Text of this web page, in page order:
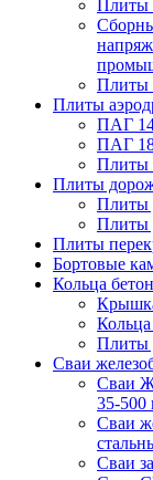
Плиты
Плиты
Плиты
ПАГ
ПАГ
Плиты
Плиты
Плиты
Плиты
Плиты
Бортовые
Кольца
Плиты
Сваи
Сваи
35-500
Сваи
Сваи